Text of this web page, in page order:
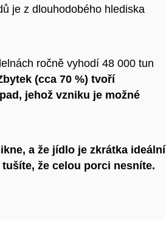
je z dlouhodobého hlediska
ročně vyhodí 48 000 tun
(cca 70 %) tvoří
, jehož vzniku je možné
a že jídlo je zkrátka ideální
že celou porci nesníte.